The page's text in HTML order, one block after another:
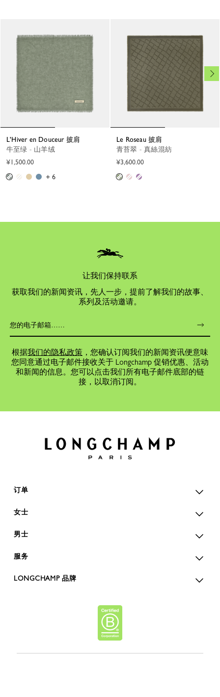
L'Hiver en Douceur 披肩
牛至绿 - 山羊绒
¥1,500.00
+ 6
Le Roseau 披肩
青苔翠 - 真絲混紡
¥3,600.00
让我们保持联系
获取我们的新闻资讯，先人一步，提前了解我们的故事、
系列及活动邀请。
根据我们的隐私政策 ，您确认订阅我们的新闻资讯便意味
您同意通过电子邮件接收关于 Longchamp 促销优惠、活动
和新闻的信息。您可以点击我们所有电子邮件底部的链
接，以取消订阅。
订单
女士
男士
服务
LONGCHAMP 品牌